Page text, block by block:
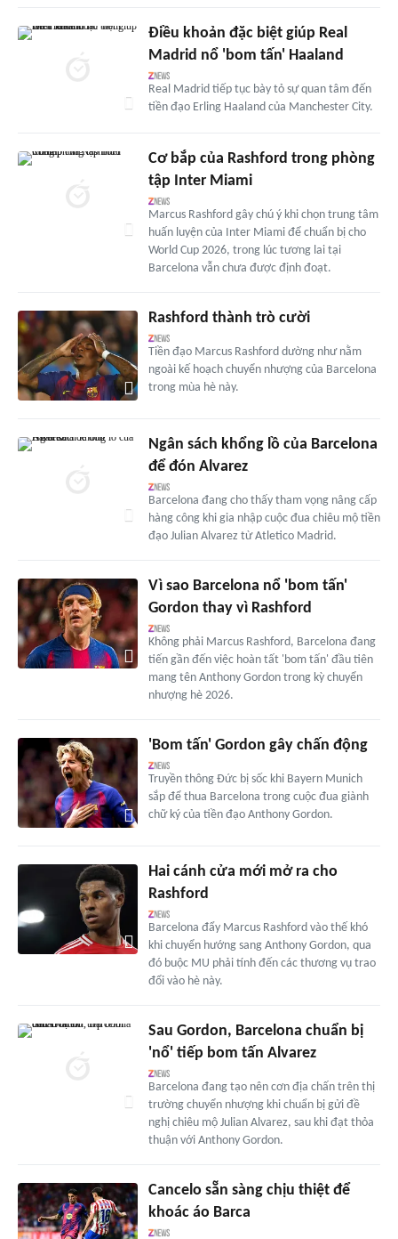
Điều khoản đặc biệt giúp Real
Madrid nổ 'bom tấn' Haaland
Real Madrid tiếp tục bày tỏ sự quan tâm đến
tiền đạo Erling Haaland của Manchester City.
Cơ bắp của Rashford trong phòng
tập Inter Miami
Marcus Rashford gây chú ý khi chọn trung tâm
huấn luyện của Inter Miami để chuẩn bị cho
World Cup 2026, trong lúc tương lai tại
Barcelona vẫn chưa được định đoạt.
Rashford thành trò cười
Tiền đạo Marcus Rashford dường như nằm
ngoài kế hoạch chuyển nhượng của Barcelona
trong mùa hè này.
Ngân sách khổng lồ của Barcelona
để đón Alvarez
Barcelona đang cho thấy tham vọng nâng cấp
hàng công khi gia nhập cuộc đua chiêu mộ tiền
đạo Julian Alvarez từ Atletico Madrid.
Vì sao Barcelona nổ 'bom tấn'
Gordon thay vì Rashford
Không phải Marcus Rashford, Barcelona đang
tiến gần đến việc hoàn tất 'bom tấn' đầu tiên
mang tên Anthony Gordon trong kỳ chuyển
nhượng hè 2026.
'Bom tấn' Gordon gây chấn động
Truyền thông Đức bị sốc khi Bayern Munich
sắp để thua Barcelona trong cuộc đua giành
chữ ký của tiền đạo Anthony Gordon.
Hai cánh cửa mới mở ra cho
Rashford
Barcelona đẩy Marcus Rashford vào thế khó
khi chuyển hướng sang Anthony Gordon, qua
đó buộc MU phải tính đến các thương vụ trao
đổi vào hè này.
Sau Gordon, Barcelona chuẩn bị
'nổ' tiếp bom tấn Alvarez
Barcelona đang tạo nên cơn địa chấn trên thị
trường chuyển nhượng khi chuẩn bị gửi đề
nghị chiêu mộ Julian Alvarez, sau khi đạt thỏa
thuận với Anthony Gordon.
Cancelo sẵn sàng chịu thiệt để
khoác áo Barca